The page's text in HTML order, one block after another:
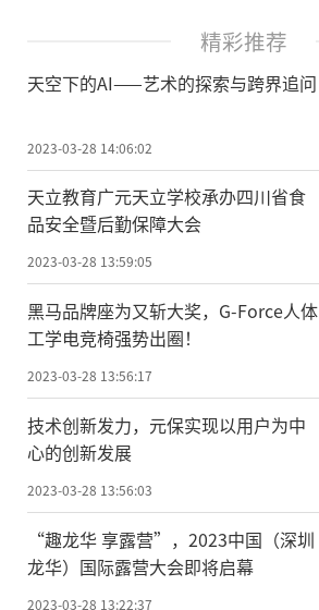
精彩推荐
天空下的AI——艺术的探索与跨界追问
2023-03-28 14:06:02
天立教育广元天立学校承办四川省食
品安全暨后勤保障大会
2023-03-28 13:59:05
黑马品牌座为又斩大奖，G-Force人体
工学电竞椅强势出圈！
2023-03-28 13:56:17
技术创新发力，元保实现以用户为中
心的创新发展
2023-03-28 13:56:03
“趣龙华 享露营”，2023中国（深圳
龙华）国际露营大会即将启幕
2023-03-28 13:22:37